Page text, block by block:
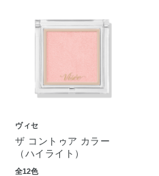
ヴィセ
ザ コントゥア カラー
（ハイライト）
全12色